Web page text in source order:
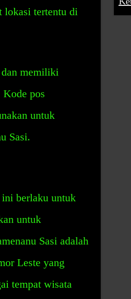
lokasi tertentu di
dan memiliki
pos
untuk
Sasi.
ini berlaku untuk
untuk
Sasi adalah
Leste yang
tempat wisata